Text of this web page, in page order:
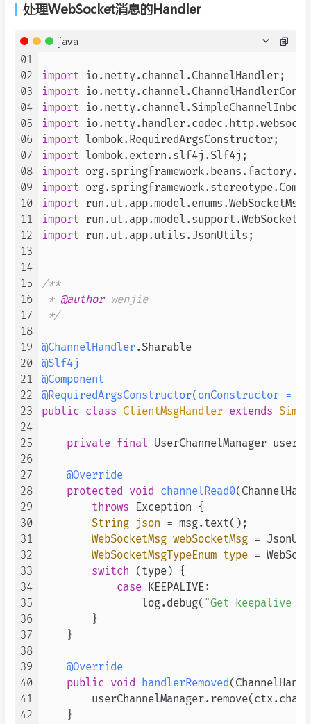
处理WebSocket消息的Handler
java
01
02
03
04
05
06
07
08
09
10
11
12
13
14
15
16
17
18
19
20
21
22
23
24
25
26
27
28
29
30
31
32
33
34
35
36
37
38
39
40
41
42
import
import
import
import
import
import
import
import
import
import
import run.ut.app.utils.JsonUtils;
/**
* @author wenjie
*/
@ChannelHandler
@Slf4j
@Component
@RequiredArgsConstructor(onConstructor =
public class ClientMsgHandler extends
private final UserChannelManager
@Override
protected void channelRead0
throws Exception {
String json = msg.text();
WebSocketMsg webSocketMsg =
WebSocketMsgTypeEnum type =
switch (type) {
case KEEPALIVE:
                log.debug(
"Get keepalive
        }
    }
@Override
public void handlerRemoved
    }